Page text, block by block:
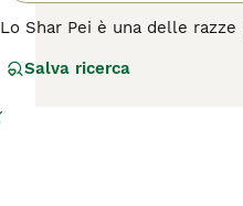
Lo Shar Pei è una delle
origine cinese e vanta di
Salva ricerca